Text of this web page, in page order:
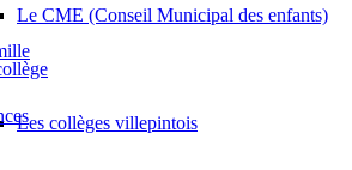
Le CME (Conseil Municipal des enfants)
Les collèges villepintois